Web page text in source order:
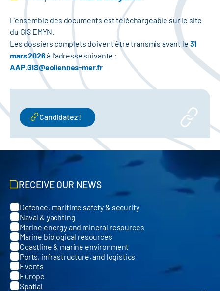
L’ensemble des documents est téléchargeable sur le site
du GIS EMYN.
Les dossiers complets doivent être transmis avant le 31
mars 2026à l’adresse suivante :
AAP.GIS@eoliennes-mer.fr
Candidatez !
RECEIVE OUR NEWS
Categories
Defence, maritime safety & security
Naval & yachting
Marine energy and mineral resources
Marine biological resources
Coastline & marine environment
Ports, infrastructure, and logistics
Events
Europe
Spatial